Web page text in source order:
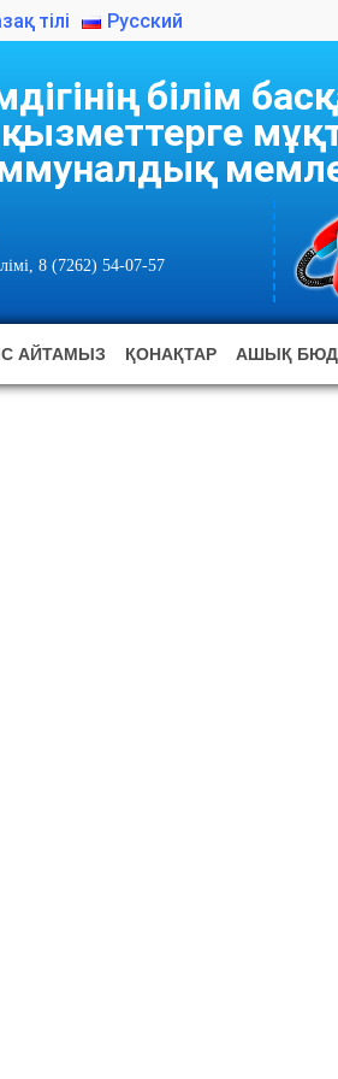
тілі Русский
білім
8 (7262) 54-07-57
АЙТАМЫЗ ҚОНАҚТАР АШЫҚ